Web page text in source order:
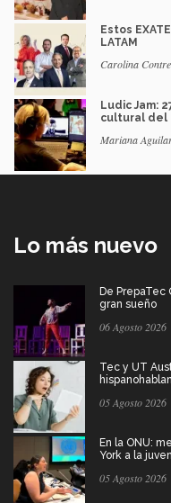
Estos
LATAM
Carolina
Ludic Jam:
cultural del
Mariana
Lo más nuevo
De PrepaTec
gran sueño
06 Agosto 2026
Tec y UT
05 Agosto 2026
En la ONU:
York a la
05 Agosto 2026